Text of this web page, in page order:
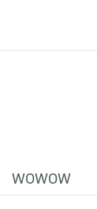
WOWOW